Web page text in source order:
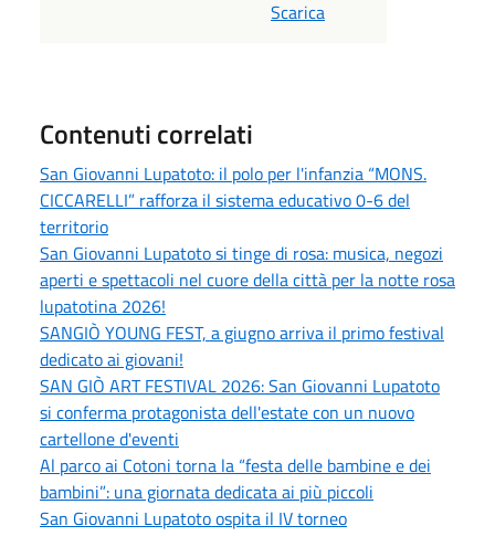
Scarica
Contenuti correlati
San Giovanni Lupatoto: il polo per l'infanzia “MONS.
CICCARELLI” rafforza il sistema educativo 0-6 del
territorio
San Giovanni Lupatoto si tinge di rosa: musica, negozi
aperti e spettacoli nel cuore della città per la notte rosa
lupatotina 2026!
SANGIÒ YOUNG FEST, a giugno arriva il primo festival
dedicato ai giovani!
SAN GIÒ ART FESTIVAL 2026: San Giovanni Lupatoto
si conferma protagonista dell'estate con un nuovo
cartellone d'eventi
Al parco ai Cotoni torna la “festa delle bambine e dei
bambini”: una giornata dedicata ai più piccoli
San Giovanni Lupatoto ospita il IV torneo